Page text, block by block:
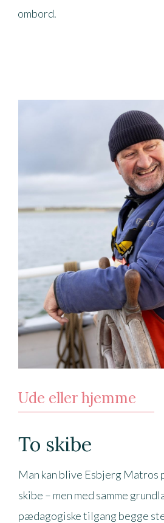
ombord.
Ude eller hjemme
To skibe
Man kan blive Esbjerg Matros
skibe – men med samme
pædagogiske tilgang begge